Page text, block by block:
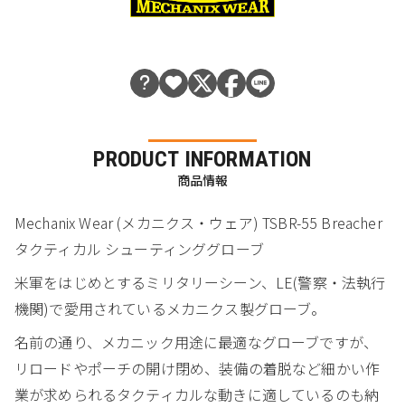
PRODUCT INFORMATION
商品情報
Mechanix Wear (メカニクス・ウェア) TSBR-55 Breacher
タクティカル シューティンググローブ
米軍をはじめとするミリタリーシーン、LE(警察・法執行
機関)で愛用されているメカニクス製グローブ。
名前の通り、メカニック用途に最適なグローブですが、
リロードやポーチの開け閉め、装備の着脱など細かい作
業が求められるタクティカルな動きに適しているのも納